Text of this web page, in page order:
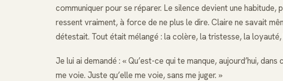
communiquer pour se réparer. Le silence devient une habitude,
ressent vraiment, à force de ne plus le dire. Claire ne savait
détestait. Tout était mélangé : la colère, la tristesse, la
Je lui ai demandé : « Qu’est-ce qui te manque, aujourd’hui,
me voie. Juste qu’elle me voie, sans me juger. »